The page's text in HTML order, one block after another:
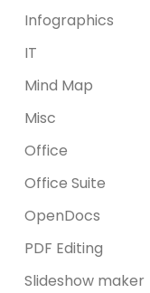
Infographics
IT
Mind Map
Misc
Office
Office Suite
OpenDocs
PDF Editing
Slideshow maker